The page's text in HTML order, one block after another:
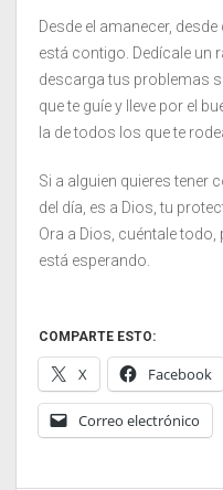
Desde el amanecer,
está contigo. Dedícale un
descarga tus problemas
que te guíe y lleve por el
la de todos los que te
Si a alguien quieres tener
del día, es a Dios, tu
Ora a Dios, cuéntale
está esperando.
COMPARTE ESTO:
X Facebook
Correo electrónico